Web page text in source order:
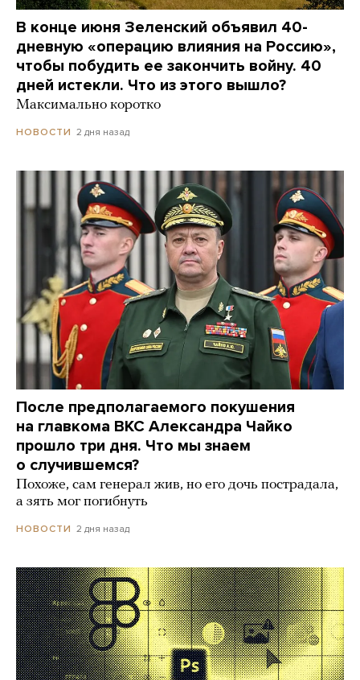
В конце июня Зеленский объявил 40-
дневную «операцию влияния на Россию»,
чтобы побудить ее закончить войну. 40
дней истекли. Что из этого вышло?
Максимально коротко
НОВОСТИ 2 дня назад
После предполагаемого покушения
на главкома ВКС Александра Чайко
прошло три дня. Что мы знаем
о случившемся?
Похоже, сам генерал жив, но его дочь пострадала,
а зять мог погибнуть
НОВОСТИ 2 дня назад